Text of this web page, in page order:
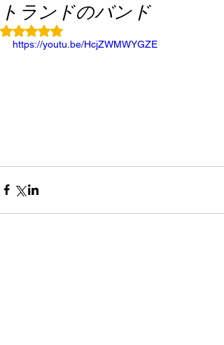
トランドのバンド
5つ星のうちNaNと評価されています。
https://youtu.be/HcjZWMWYGZE